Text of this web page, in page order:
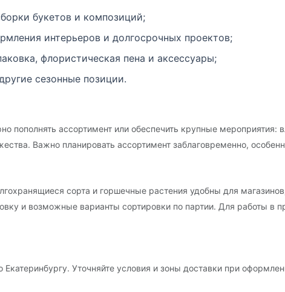
букетов и композиций;
интерьеров и долгосрочных проектов;
флористическая пена и аксессуары;
сезонные позиции.
пополнять ассортимент или обеспечить крупные
Важно планировать ассортимент заблаговременно,
сорта и горшечные растения удобны для
и возможные варианты сортировки по партии. Для работы в
Уточняйте условия и зоны доставки при